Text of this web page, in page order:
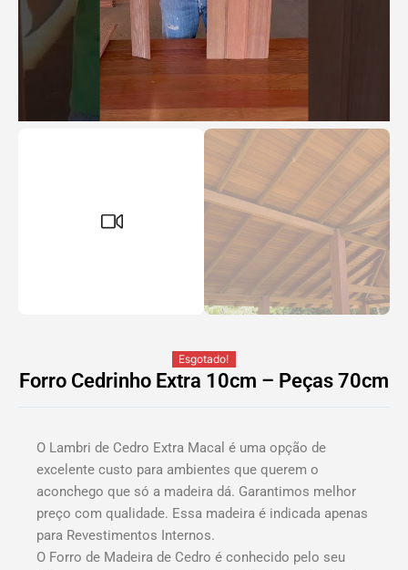
Esgotado!
Forro Cedrinho Extra 10cm – Peças 70cm
O Lambri de Cedro Extra Macal é uma opção de
excelente custo para ambientes que querem o
aconchego que só a madeira dá. Garantimos melhor
preço com qualidade. Essa madeira é indicada apenas
para Revestimentos Internos.
O Forro de Madeira de Cedro é conhecido pelo seu